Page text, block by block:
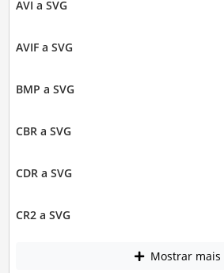
AVI a SVG
AVIF a SVG
BMP a SVG
CBR a SVG
CDR a SVG
CR2 a SVG
Mostrar mais